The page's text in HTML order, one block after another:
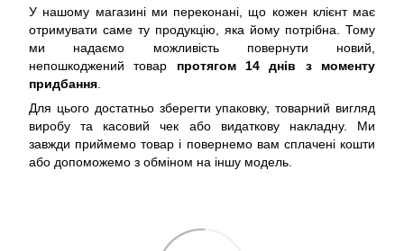
У нашому магазині ми переконані, що кожен клієнт має
отримувати саме ту продукцію, яка йому потрібна. Тому
ми надаємо можливість повернути новий,
непошкоджений товар протягом 14 днів з моменту
придбання
Для цього достатньо зберегти упаковку, товарний вигляд
виробу та касовий чек або видаткову накладну. Ми
завжди приймемо товар і повернемо вам сплачені кошти
або допоможемо з обміном на іншу модель.